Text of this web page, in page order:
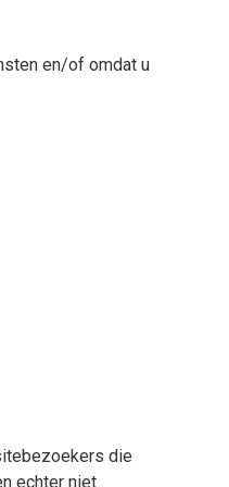
en/of omdat u
die
echter niet